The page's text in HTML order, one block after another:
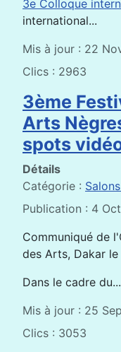
3e Colloque
international...
Mis à jour : 22
Clics : 2963
3ème
Arts
spots
Détails
Catégorie :
Publication : 4
Communiqué de
des Arts, Dakar
Dans le cadre du...
Mis à jour : 25
Clics : 3053